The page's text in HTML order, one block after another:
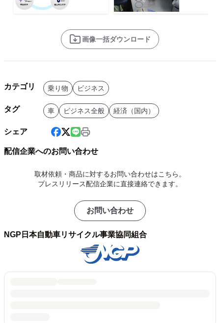
画像一括ダウンロード
カテゴリ 乗り物 ビジネス
タグ 車 ビジネス全般 経済（国内）
シェア
配信企業へのお問い合わせ
取材依頼・商品に対するお問い合わせはこちら。
プレスリリース配信企業に直接連絡できます。
お問い合わせ
NGP日本自動車リサイクル事業協同組合